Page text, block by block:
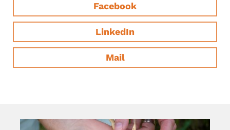
Facebook
LinkedIn
Mail